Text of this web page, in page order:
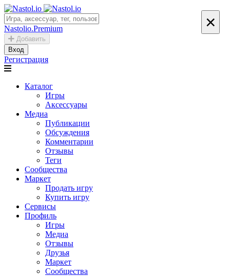
Nastolio.Premium
Добавить
Вход
Регистрация
Каталог
Игры
Аксессуары
Медиа
Публикации
Обсуждения
Комментарии
Отзывы
Теги
Сообщества
Маркет
Продать игру
Купить игру
Сервисы
Профиль
Игры
Медиа
Отзывы
Друзья
Маркет
Сообщества
×